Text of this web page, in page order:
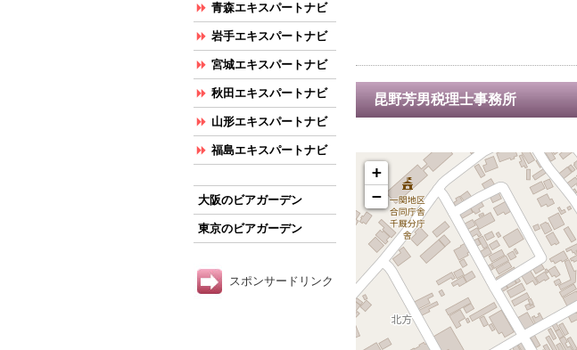
昆野芳男税理士事務所
+
−
青森エキスパートナビ
岩手エキスパートナビ
宮城エキスパートナビ
秋田エキスパートナビ
山形エキスパートナビ
福島エキスパートナビ
大阪のビアガーデン
東京のビアガーデン
スポンサードリンク